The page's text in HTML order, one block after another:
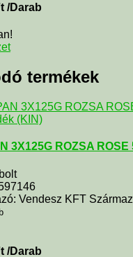
/Darab
termékek
(KIN)
3X125G ROZSA ROSE
Vendesz KFT
/Darab